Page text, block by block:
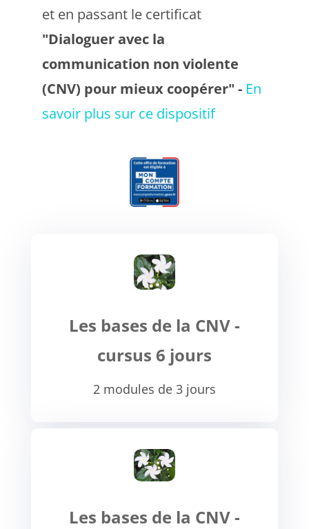
et en passant le certificat
"Dialoguer avec la
communication non violente
(CNV) pour mieux coopérer" - En
savoir plus sur ce dispositif
Les bases de la CNV -
cursus 6 jours
2 modules de 3 jours
Les bases de la CNV -